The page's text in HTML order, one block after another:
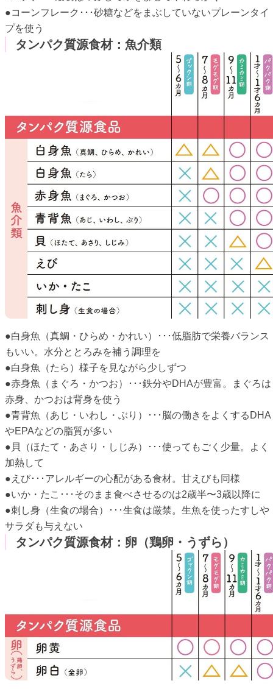
●コーンフレーク･･･砂糖などをまぶしていないプレーンタイ
プを使う
タンパク質源食材：魚介類
●白身魚（真鯛・ひらめ・かれい）･･･低脂肪で栄養バランス
もいい。水分ととろみを補う調理を
●白身魚（たら）様子を見ながら少しずつ
●赤身魚（まぐろ・かつお）･･･鉄分やDHAが豊富。まぐろは
赤身、かつおは背身を使う
●青背魚（あじ・いわし・ぶり）･･･脳の働きをよくするDHA
やEPAなどの脂質が多い
●貝（ほたて・あさり・しじみ）･･･使ってもごく少量。よく
加熱して
●えび･･･アレルギーの心配がある食材。甘えびも同様
●いか・たこ･･･そのまま食べさせるのは2歳半〜3歳以降に
●刺し身（生食の場合）･･･生食は厳禁。生魚を使ったすしや
サラダも与えない
タンパク質源食材：卵（鶏卵・うずら）